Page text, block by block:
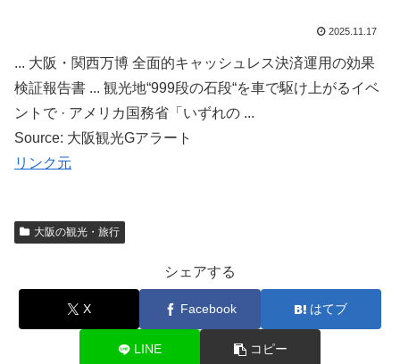
2025.11.17
... 大阪・関西万博 全面的キャッシュレス決済運用の効果
検証報告書 ... 観光地“999段の石段“を車で駆け上がるイベ
ントで · アメリカ国務省「いずれの ...
Source: 大阪観光Gアラート
リンク元
大阪の観光・旅行
シェアする
X Facebook はてブ
LINE コピー